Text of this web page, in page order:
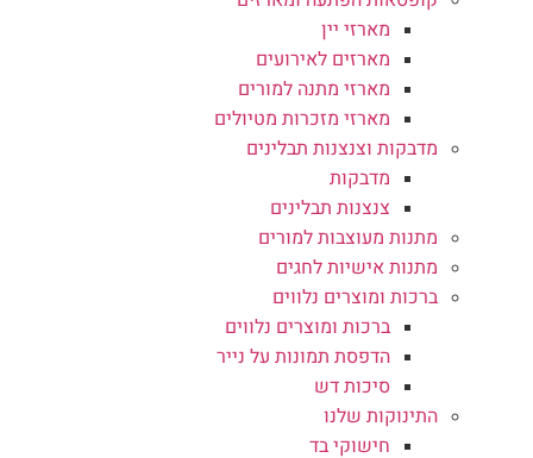
מארזי יין
מארזים לאירועים
מארזי מתנה למורים
מארזי מזכרות מטיולים
מדבקות וצנצנות תבלינים
מדבקות
צנצנות תבלינים
מתנות מעוצבות למורים
מתנות אישיות לחגים
ברכות ומוצרים נלווים
ברכות ומוצרים נלווים
הדפסת תמונות על נייר
סיכות דש
התינוקות שלנו
חישוקי בד